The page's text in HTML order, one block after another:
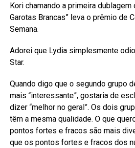
Kori chamando a primeira dublagem
Garotas Brancas” leva o prêmio de
Semana.
Adorei que Lydia simplesmente
Star.
Quando digo que o segundo grupo
mais “interessante”, gostaria de
dizer “melhor no geral”. Os dois
têm a mesma qualidade. O que
pontos fortes e fracos são mais
que os pontos fortes e fracos dos